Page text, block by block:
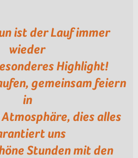
ist der Lauf immer
wieder
Highlight!
gemeinsam feiern
in
dies alles
uns
Stunden mit den